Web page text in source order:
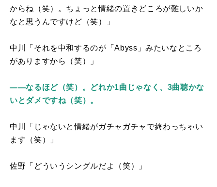
からね（笑）。ちょっと情緒の置きどころが難しいか
なと思うんですけど（笑）」
中川「それを中和するのが「Abyss 」みたいなところ
がありますから（笑）」
――なるほど（笑）。どれか1曲じゃなく、3曲聴かな
いとダメですね（笑）。
中川「じゃないと情緒がガチャガチャで終わっちゃい
ます（笑）」
佐野「どういうシングルだよ（笑）」